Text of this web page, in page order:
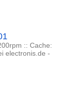
:: Cache:
electronis.de -